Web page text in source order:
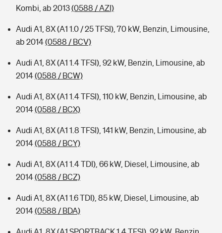
Kombi, ab 2013(0588 / AZI)
Audi A1, 8X (A1 1.0 / 25 TFSI), 70 kW, Benzin, Limousine,
ab 2014(0588 / BCV)
Audi A1, 8X (A1 1.4 TFSI), 92 kW, Benzin, Limousine, ab
2014(0588 / BCW)
Audi A1, 8X (A1 1.4 TFSI), 110 kW, Benzin, Limousine, ab
2014(0588 / BCX)
Audi A1, 8X (A1 1.8 TFSI), 141 kW, Benzin, Limousine, ab
2014(0588 / BCY)
Audi A1, 8X (A1 1.4 TDI), 66 kW, Diesel, Limousine, ab
2014(0588 / BCZ)
Audi A1, 8X (A1 1.6 TDI), 85 kW, Diesel, Limousine, ab
2014(0588 / BDA)